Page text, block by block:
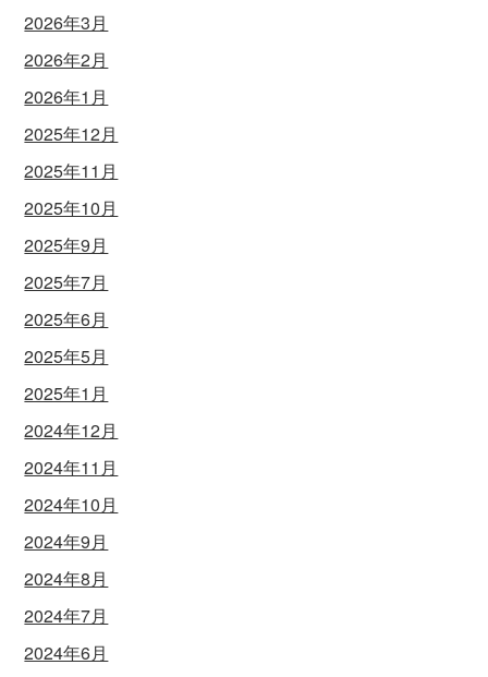
2026年3月
2026年2月
2026年1月
2025年12月
2025年11月
2025年10月
2025年9月
2025年7月
2025年6月
2025年5月
2025年1月
2024年12月
2024年11月
2024年10月
2024年9月
2024年8月
2024年7月
2024年6月